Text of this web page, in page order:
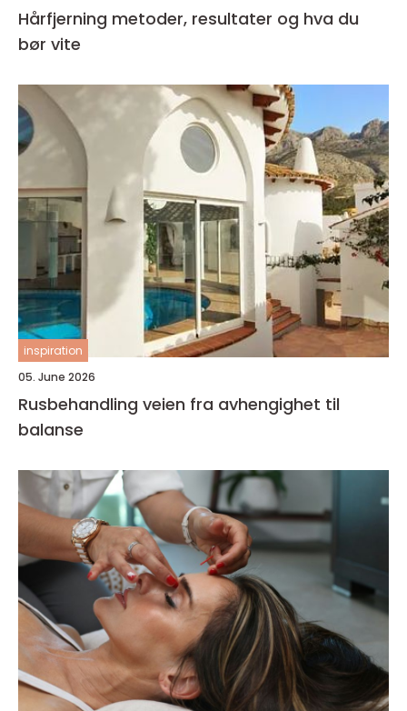
Hårfjerning metoder, resultater og hva du
bør vite
inspiration
05. June 2026
Rusbehandling veien fra avhengighet til
balanse